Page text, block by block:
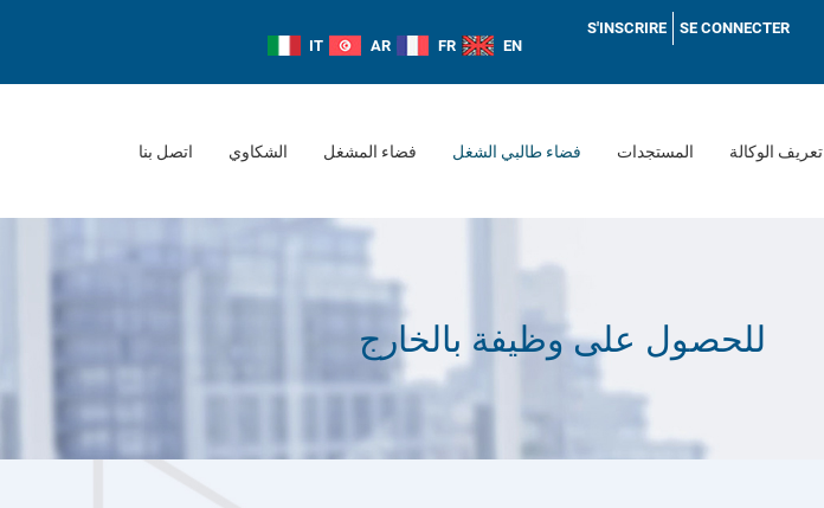
Menu
utilisateur
SE CONNECTER
S'INSCRIRE
EN
FR
AR
IT
تعريف الوكالة المستجدات فضاء طالبي الشغل فضاء المشغل الشكاوي اتصل بنا
للحصول على وظيفة بالخارج